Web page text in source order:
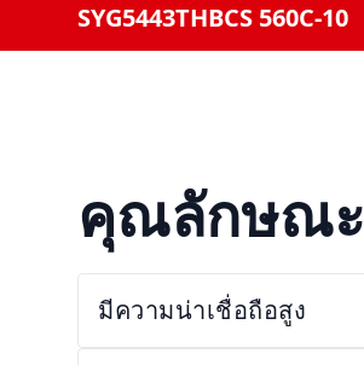
SYG5443THBCS 560C-10
คุณลักษณะ
มีความน่าเชื่อถือสูง